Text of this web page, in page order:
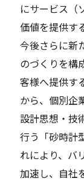
にサービス（
価値を提供す
今後さらに新
のづくりを構
客様へ提供す
から、個別企
設計思想・技
⾏う「砂時計
れにより、バ
加速し、自社